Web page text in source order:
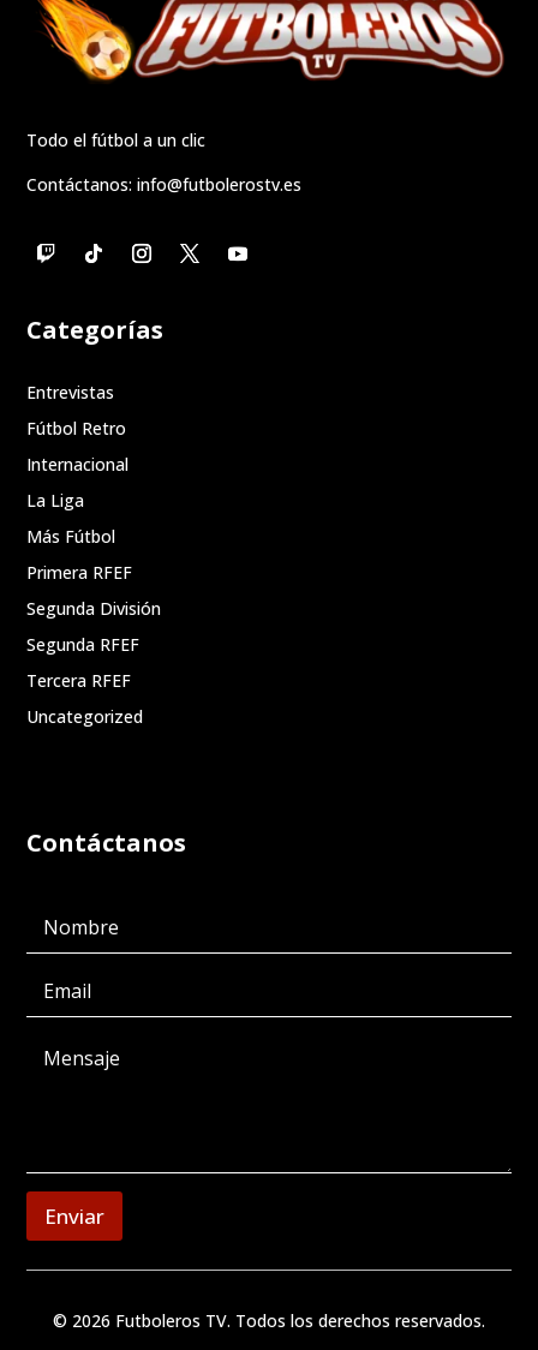
Todo el fútbol a un clic
Contáctanos:info@futbolerostv.es
Categorías
Entrevistas
Fútbol Retro
Internacional
La Liga
Más Fútbol
Primera RFEF
Segunda División
Segunda RFEF
Tercera RFEF
Uncategorized
Contáctanos
Enviar
© 2026 Futboleros TV. Todos los derechos reservados.